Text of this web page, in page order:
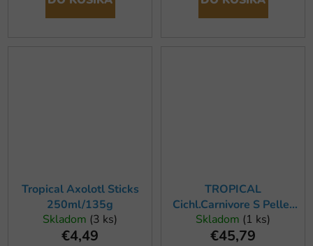
Tropical Axolotl Sticks
250ml/135g
Skladom (3 ks)
€4,49
TROPICAL
Cichl.Carnivore S Pellet
5L/1,8kg
Skladom (1 ks)
€45,79